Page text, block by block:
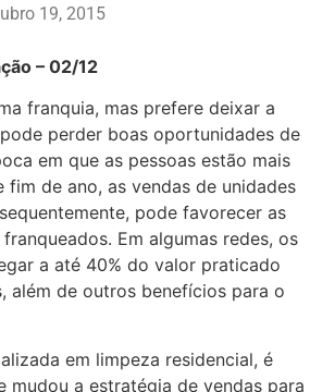
19, 2015
– 02/12
franquia, mas prefere deixar a
perder boas oportunidades de
em que as pessoas estão mais
fim de ano, as vendas de unidades
pode favorecer as
Em algumas redes, os
a até 40% do valor praticado
além de outros benefícios para o
em limpeza residencial, é
mudou a estratégia de vendas para